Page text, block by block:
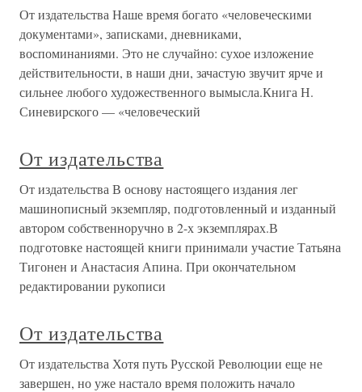
От издательства Наше время богато «человеческими
документами», записками, дневниками,
воспоминаниями. Это не случайно: сухое изложение
действительности, в наши дни, зачастую звучит ярче и
сильнее любого художественного вымысла.Книга Н.
Синевирского — «человеческий
От издательства
От издательства В основу настоящего издания лег
машинописный экземпляр, подготовленный и изданный
автором собственноручно в 2-х экземплярах.В
подготовке настоящей книги принимали участие Татьяна
Тигонен и Анастасия Апина. При окончательном
редактировании рукописи
От издательства
От издательства Хотя путь Русской Революции еще не
завершен, но уже настало время положить начало